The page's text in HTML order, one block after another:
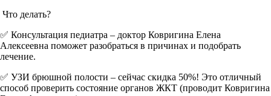
Что делать?
✅ Консультация педиатра – доктор Ковригина Елена
Алексеевна поможет разобраться в причинах и подобрать
лечение.
✅ УЗИ брюшной полости – сейчас скидка 50%! Это отличный
способ проверить состояние органов ЖКТ (проводит Ковригина